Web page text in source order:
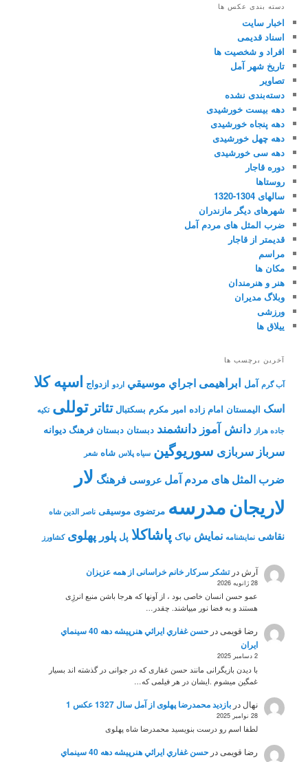
دسته بندی عکس ها
اخبار سایت
اسناد قدیمی
افراد و شخصیت ها
تاریخ شهر آمل
تصاویر
دسته‌بندی نشده
دهه بیست خورشیدی
دهه پنجاه خورشیدی
دهه چهل خورشیدی
دهه سی خورشیدی
دوره قاجار
روستاها
سالهای 1304-1320
شهرهای دیگر مازندران
ضرب المثل های مردم آمل
قدیمتر از قاجار
مراسم
مکان ها
هنر و هنرمندان
وبلاگ مدیران
ورزشی
ییلاق ها
آخرین برچسب ها
آب گرم آمل ابراهیمی اجراي موسيقي اردو ازدواج اسپه کلا
اسک الیمستان امام زاده امیر مکرم بسکتبال تئاتر توللی تکیه
جاده هراز دانش آموز دانشمند دبستان دبستان فرهنگ دیوانه
سرباز سربازی سوریوگین سیاه پلاس شاه شعر
ضرب المثل های مردم آمل عروسی فرهنگ لار
لاریجانمدرسه مرتضوی موسیقی ناصر الدین شاه
نقاشی نمايشنامه نمایش نیاک پاشاکلا پل پلور پهلوی کشاورز
آرش درتشکر سرکار خانم خراسانی از همه عزیزان
28 ژانویه 2026
عمو حسن انسان خاصی بود ، از آونها که هرجا باشن منبع انرژِی
هستند و به فضا نور میپاشند. چقدر…
رضا قویمیدر
حسن غفاري ايرائي هنرپيشه دهه 40 سينماي
ايران
2 دسامبر 2025
با دیدن بازیگرانی مانند حسن غفاری که در جوانی در گذشته اند بسیار
غمگین میشوم .ایشان در هر فیلمی که…
نهال دربازدید محمدرضا پهلوی از آمل سال 1327 عکس 1
28 نوامبر 2025
لطفا اسم رو درست بنویسید محمدرضا شاه پهلوی
رضا قویمیدر
حسن غفاري ايرائي هنرپيشه دهه 40 سينماي